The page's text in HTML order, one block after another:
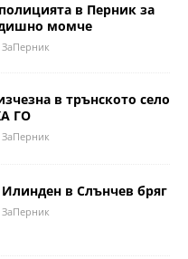
в Перник за
момче
ЗаПерник
в трънското село
ГО
ЗаПерник
в Слънчев бряг
ЗаПерник